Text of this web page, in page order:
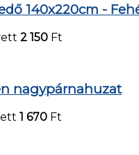
140x220cm -
2 150 Ft
nagypárnahuzat
1 670 Ft